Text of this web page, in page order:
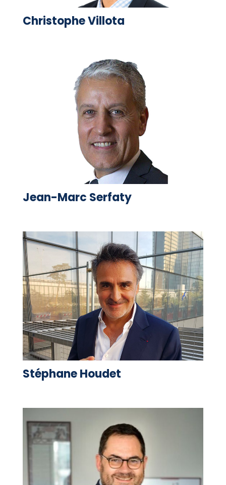
Christophe Villota
Jean-Marc Serfaty
Stéphane Houdet